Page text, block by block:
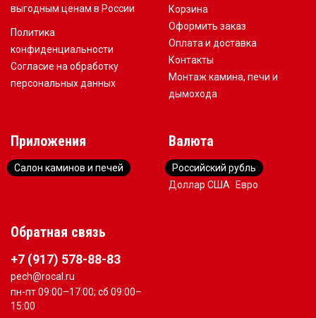
выгодным ценам в России
Политика
конфиденциальности
Согласие на обработку
персональных данных
Корзина
Оформить заказ
Оплата и доставка
Контакты
Монтаж камина, печи и
дымохода
Приложения
Салон каминов и печей
Валюта
Российский рубль
Доллар США
Евро
Обратная связь
+7 (917) 578-88-83
pech@rocal.ru
пн-пт 09:00–17:00; сб 09:00–
15:00